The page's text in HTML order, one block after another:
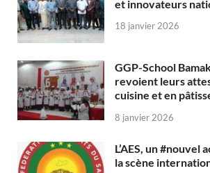
et innovateurs
18 janvier 2026
GGP-School
revoient leurs
cuisine et en
8 janvier 2026
L’AES, un #nouvel
la scène